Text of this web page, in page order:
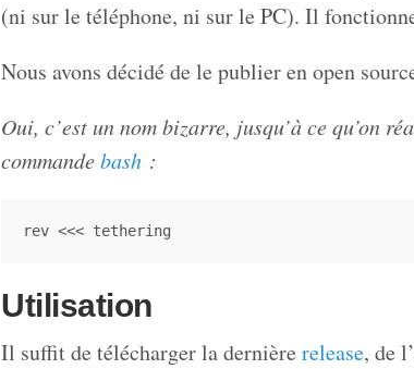
(ni sur le téléphone, ni sur le PC). Il
Nous avons décidé de le publier en open
Oui, c’est un nom bizarre, jusqu’à ce qu’on
commandebash :
rev <<< tethering
Utilisation
Il suffit de télécharger la dernière release, de